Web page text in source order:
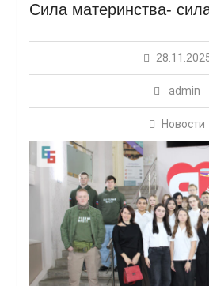
Сила материнства-
admin
Новости